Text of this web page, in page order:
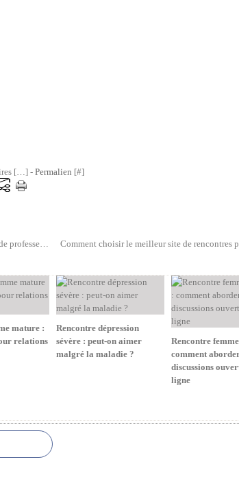
[…] - Permalien [#]
Top 10 des conseils pour obtenir un emploi de professeur de musique
mature :
relations
Rencontre dépression
sévère : peut-on aimer
malgré la maladie ?
Rencontre
comment
discussions
ligne